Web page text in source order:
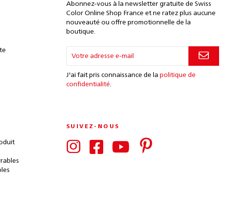
Abonnez-vous à la newsletter gratuite de Swiss
Color Online Shop France et ne ratez plus aucune
nouveauté ou offre promotionnelle de la
boutique.
J'ai fait pris connaissance de la politique de
confidentialité.
SUIVEZ-NOUS